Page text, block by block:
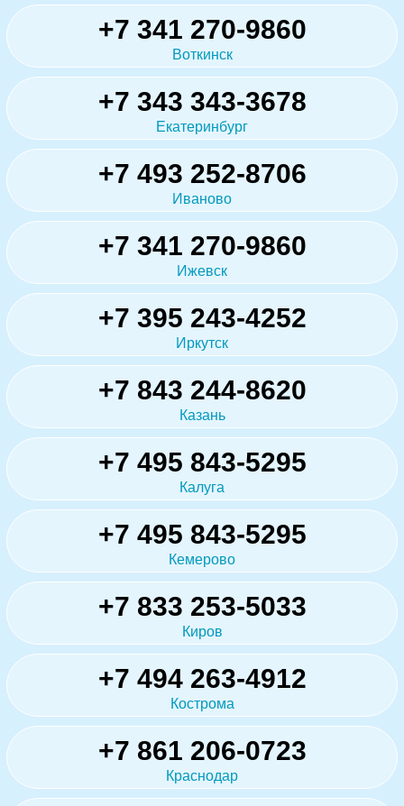
+7 341 270-9860
Воткинск
+7 343 343-3678
Екатеринбург
+7 493 252-8706
Иваново
+7 341 270-9860
Ижевск
+7 395 243-4252
Иркутск
+7 843 244-8620
Казань
+7 495 843-5295
Калуга
+7 495 843-5295
Кемерово
+7 833 253-5033
Киров
+7 494 263-4912
Кострома
+7 861 206-0723
Краснодар